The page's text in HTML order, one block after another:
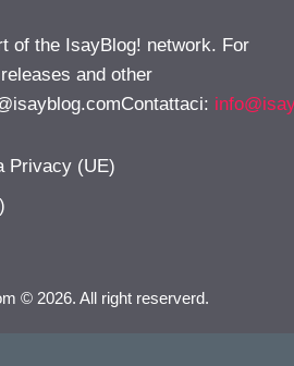
of the IsayBlog! network. For
and other
:
Privacy (UE)
© 2026. All right reserverd.